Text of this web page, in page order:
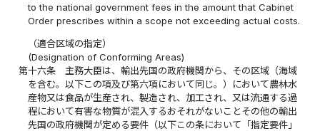
to the national government fees in the amount that Cabinet
Order prescribes within a scope not exceeding actual costs.
（適合区域の指定）
(Designation of Conforming Areas)
第十六条
主務大臣は、輸出先国の政府機関から、その区域（海域
を含む。以下この項及び第六項において同じ。）において農林水
産物又は食品が生産され、製造され、加工され、又は流通する過
程において有害な物質が混入するおそれがないことその他の輸出
先国の政府機関が定める要件（以下この条において「指定要件」